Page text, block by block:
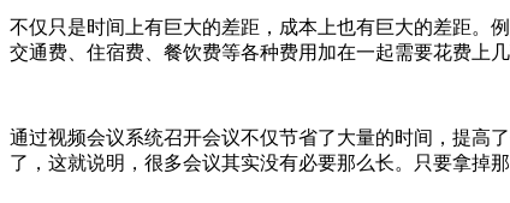
不仅只是时间上有巨大的差距，成本上也有巨大的差距。
交通费、住宿费、餐饮费等各种费用加在一起需要花费上几
通过视频会议系统召开会议不仅节省了大量的时间，提高
了，这就说明，很多会议其实没有必要那么长。只要拿掉